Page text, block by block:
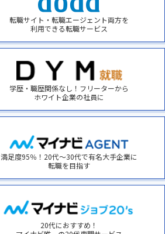
転職サイト・転職エージェント両方を
利用できる転職サービス
学歴・職歴関係なし！フリーターから
ホワイト企業の社員に
満足度95％！20代～30代で有名大手企業に
転職を目指す
20代におすすめ！